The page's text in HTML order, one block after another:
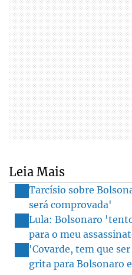
Leia Mais
Tarcísio sobre
será comprovada'
Lula: Bolsonaro
para o meu
'Covarde, tem que
grita para Bolsonaro